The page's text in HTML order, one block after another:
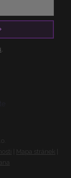
Mapa stránek